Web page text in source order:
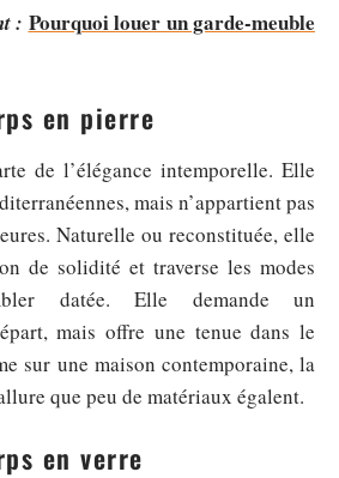
: Pourquoi louer un garde-meuble
en pierre
de l’élégance intemporelle. Elle
mais n’appartient pas
Naturelle ou reconstituée, elle
de solidité et traverse les modes
datée. Elle demande un
mais offre une tenue dans le
sur une maison contemporaine, la
que peu de matériaux égalent.
en verre